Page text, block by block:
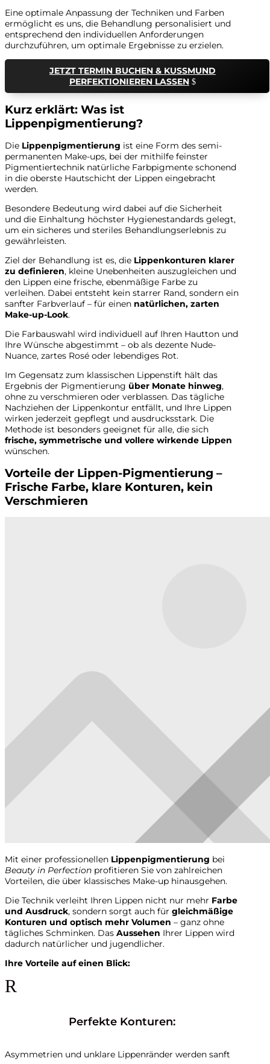
Eine optimale Anpassung der Techniken und Farben
ermöglicht es uns, die Behandlung personalisiert und
entsprechend den individuellen Anforderungen
durchzuführen, um optimale Ergebnisse zu erzielen.
JETZT TERMIN BUCHEN & KUSSMUND
PERFEKTIONIEREN LASSEN
Kurz erklärt: Was ist
Lippenpigmentierung?
Die Lippenpigmentierung ist eine Form des semi-
permanenten Make-ups, bei der mithilfe feinster
Pigmentiertechnik natürliche Farbpigmente schonend
in die oberste Hautschicht der Lippen eingebracht
werden.
Besondere Bedeutung wird dabei auf die Sicherheit
und die Einhaltung höchster Hygienestandards gelegt,
um ein sicheres und steriles Behandlungserlebnis zu
gewährleisten.
Ziel der Behandlung ist es, die Lippenkonturen klarer
zu definieren, kleine Unebenheiten auszugleichen und
den Lippen eine frische, ebenmäßige Farbe zu
verleihen. Dabei entsteht kein starrer Rand, sondern ein
sanfter Farbverlauf – für einen natürlichen, zarten
Make-up-Look.
Die Farbauswahl wird individuell auf Ihren Hautton und
Ihre Wünsche abgestimmt – ob als dezente Nude-
Nuance, zartes Rosé oder lebendiges Rot.
Im Gegensatz zum klassischen Lippenstift hält das
Ergebnis der Pigmentierung über Monate hinweg,
ohne zu verschmieren oder verblassen. Das tägliche
Nachziehen der Lippenkontur entfällt, und Ihre Lippen
wirken jederzeit gepflegt und ausdrucksstark. Die
Methode ist besonders geeignet für alle, die sich
frische, symmetrische und vollere wirkende Lippen
wünschen.
Vorteile der Lippen-Pigmentierung –
Frische Farbe, klare Konturen, kein
Verschmieren
Mit einer professionellen Lippenpigmentierung bei
Beauty in Perfection profitieren Sie von zahlreichen
Vorteilen, die über klassisches Make-up hinausgehen.
Die Technik verleiht Ihren Lippen nicht nur mehr Farbe
und Ausdruck, sondern sorgt auch für gleichmäßige
Konturen und optisch mehr Volumen – ganz ohne
tägliches Schminken. Das Aussehen Ihrer Lippen wird
dadurch natürlicher und jugendlicher.
Ihre Vorteile auf einen Blick:
R
Perfekte Konturen:
Asymmetrien und unklare Lippenränder werden sanft